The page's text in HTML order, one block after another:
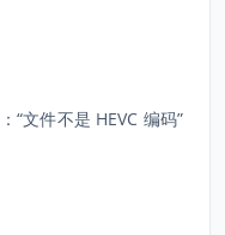
“文件不是 HEVC 编码”